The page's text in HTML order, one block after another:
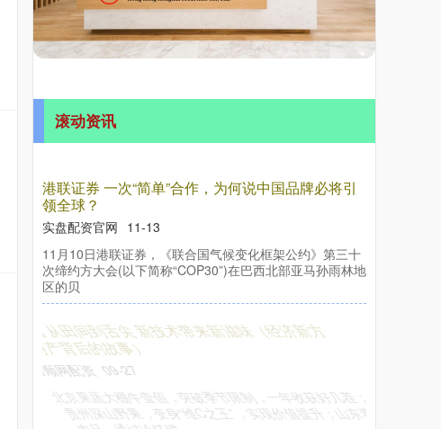
滚动资讯
港联证券 一次“简单”合作，为何说中国品牌必将引
领全球？
实盘配资官网 11-13
11月10日港联证券，《联合国气候变化框架公约》第三十
次缔约方大会(以下简称“COP30”)在巴西北部亚马孙雨林地
区的贝
牛壹佰 从田间到舌尖 新技术带来新滋味（经济新方
位·特产背后的故事）
倍顺网配资 09-27
北京果蔬大棚牛壹佰，突破季节限制，一年收获好几茬；
贵州深山野果，变身“维C之王”，实现价值提升；山东青岛